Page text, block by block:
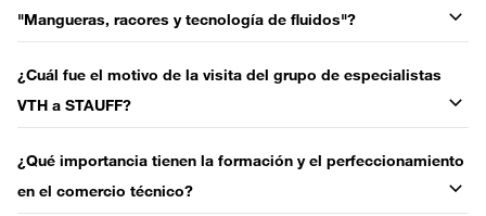
"Mangueras, racores y tecnología de fluidos"?
¿Cuál fue el motivo de la visita del grupo de especialistas
VTH a STAUFF?
¿Qué importancia tienen la formación y el perfeccionamiento
en el comercio técnico?